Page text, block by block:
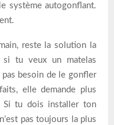
système autogonflant.
reste la solution la
si tu veux un matelas
pas besoin de le gonfler
elle demande plus
Si tu dois installer ton
pas toujours la plus